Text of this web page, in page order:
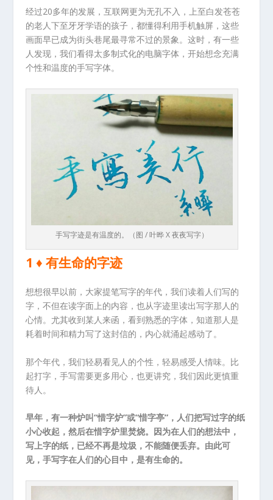
经过20多年的发展，互联网更为无孔不入，上至白发苍苍
的老人下至牙牙学语的孩子，都懂得利用手机触屏，这些
画面早已成为街头巷尾最寻常不过的景象。这时，有一些
人发现，我们看得太多制式化的电脑字体，开始想念充满
个性和温度的手写字体。
手写字迹是有温度的。（图 / 叶晔 X 夜夜写字）
1 ♦ 有生命的字迹
想想很早以前，大家提笔写字的年代，我们读着人们写的
字，不但在读字面上的内容，也从字迹里读出写字那人的
心情。尤其收到某人来函，看到熟悉的字体，知道那人是
耗着时间和精力写了这封信的，内心就涌起感动了。
那个年代，我们轻易看见人的个性，轻易感受人情味。比
起打字，手写需要更多用心，也更讲究，我们因此更慎重
待人。
早年，有一种炉叫“惜字炉”或“惜字亭”，人们把写过字的纸
小心收起，然后在惜字炉里焚烧。因为在人们的想法中，
写上字的纸，已经不再是垃圾，不能随便丢弃。由此可
见，手写字在人们的心目中，是有生命的。